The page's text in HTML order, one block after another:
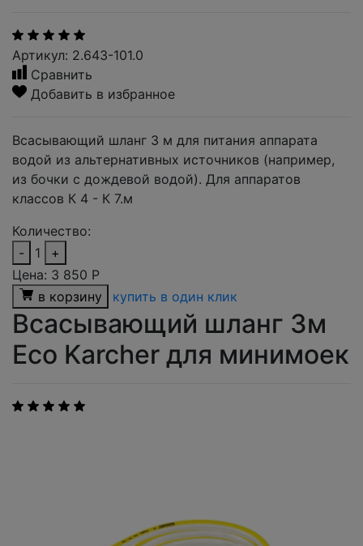
Артикул: 2.643-101.0
Сравнить
Добавить в избранное
Всасывающий шланг 3 м для питания аппарата
водой из альтернативных источников (например,
из бочки с дождевой водой). Для аппаратов
классов К 4 - К 7.м
Количество:
-
1
+
Цена: 3 850 Р
в корзину
купить в один клик
Всасывающий шланг 3м
Eco Karcher для минимоек